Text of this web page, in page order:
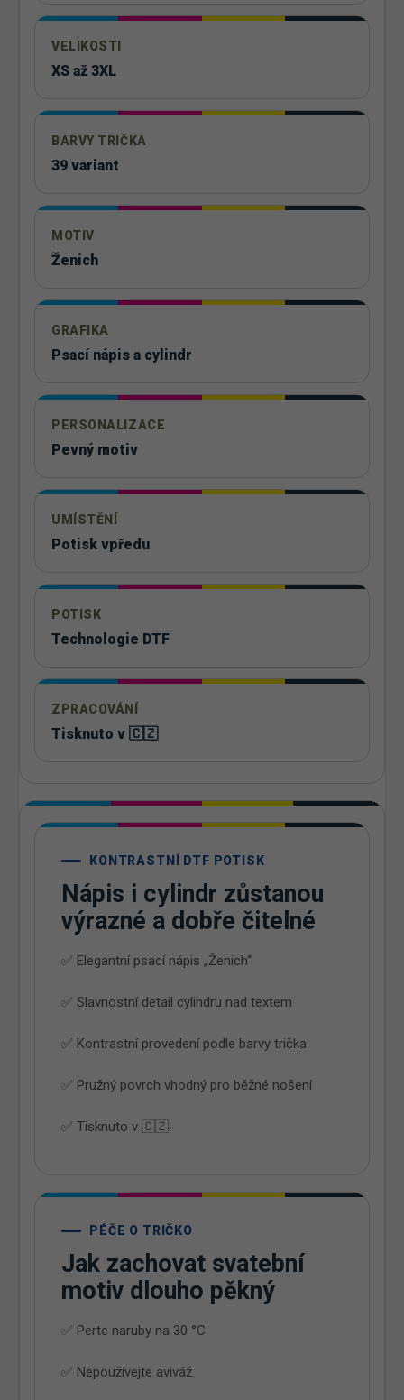
VELIKOSTI
XS až 3XL
BARVY TRIČKA
39 variant
MOTIV
Ženich
GRAFIKA
Psací nápis a cylindr
PERSONALIZACE
Pevný motiv
UMÍSTĚNÍ
Potisk vpředu
POTISK
Technologie DTF
ZPRACOVÁNÍ
Tisknuto v 🇨🇿
KONTRASTNÍ DTF POTISK
Nápis i cylindr zůstanou
výrazné a dobře čitelné
✅ Elegantní psací nápis „Ženich“
✅ Slavnostní detail cylindru nad textem
✅ Kontrastní provedení podle barvy trička
✅ Pružný povrch vhodný pro běžné nošení
✅ Tisknuto v 🇨🇿
PÉČE O TRIČKO
Jak zachovat svatební
motiv dlouho pěkný
✅ Perte naruby na 30 °C
✅ Nepoužívejte aviváž